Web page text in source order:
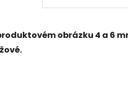
obrázku 4 a 6